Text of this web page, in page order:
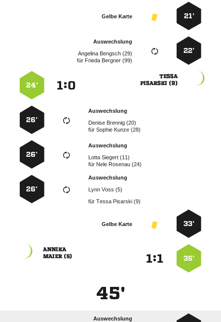
21’
Gelbe Karte
22’
Auswechslung
  
für   

 
:
24’
Auswechslung
  
für  
26’
Auswechslung
  
für   
26’
Auswechslung
  
für  
26’
33’
Gelbe Karte
35’
:

 
45'
Auswechslung